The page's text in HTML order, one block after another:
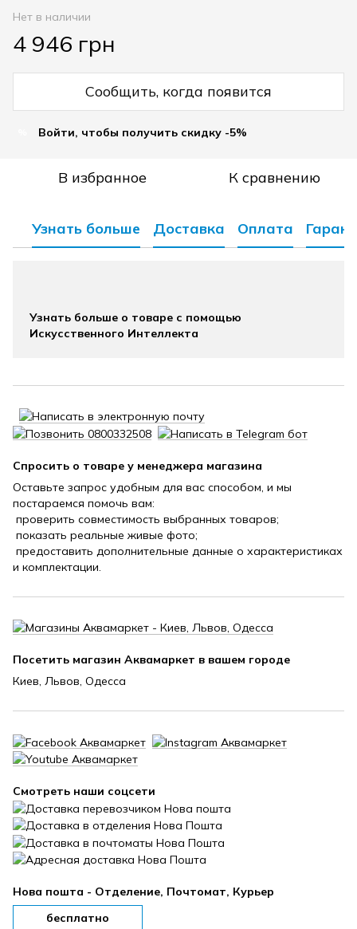
Нет в наличии
4 946 грн
Сообщить, когда появится
Войти, чтобы получить скидку -5%
В избранное К сравнению
Узнать больше Доставка Оплата
Узнать больше о товаре с помощью
Искусственного Интеллекта
Спросить о товаре у менеджера магазина
Оставьте запрос удобным для вас способом, и мы
постараемся помочь вам:
проверить совместимость выбранных товаров;
показать реальные живые фото;
предоставить дополнительные данные о характеристиках
и комплектации.
Посетить магазин Аквамаркет в вашем городе
Киев, Львов, Одесса
Смотреть наши соцсети
Нова пошта - Отделение, Почтомат, Курьер
бесплатно